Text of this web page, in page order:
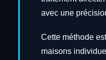
avec une
Cette méthode
maisons